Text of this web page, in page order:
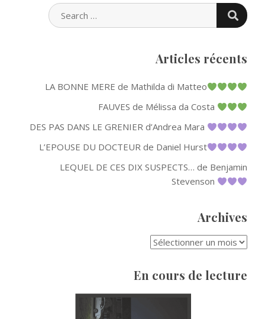
SEARCH
FOR:
Articles récents
LA BONNE MERE de Mathilda di Matteo
FAUVES de Mélissa da Costa
DES PAS DANS LE GRENIER d’Andrea Mara
L’EPOUSE DU DOCTEUR de Daniel Hurst
LEQUEL DE CES DIX SUSPECTS… de Benjamin
Stevenson
Archives
En cours de lecture